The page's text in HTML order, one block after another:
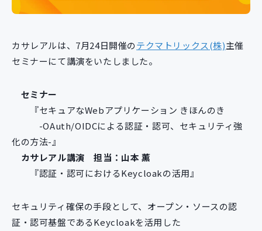
ニュース
Contact
カサレアルは、7月24日開催のテクマトリックス(株)主催
セミナーにて講演をいたしました。
セミナー
『セキュアなWebアプリケーション きほんのき
-OAuth/OIDCによる認証・認可、セキュリティ強
化の方法-』
カサレアル講演 担当：山本 薫
『認証・認可におけるKeycloakの活用』
セキュリティ確保の手段として、オープン・ソースの認
証・認可基盤であるKeycloakを活用した